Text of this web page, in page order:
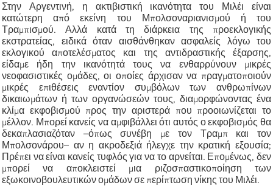
Στην Αργεντινή, η ακτιβιστική ικανότητα του Μιλέι είναι
κατώτερη από εκείνη του Μπολσοναριανισμού ή του
Τραμπισμού. Αλλά κατά τη διάρκεια της προεκλογικής
εκστρατείας, ειδικά όταν αισθάνθηκαν ασφαλείς λόγω του
εκλογικού αποτελέσματος και της αντιδραστικής έξαρσης,
είδαμε ήδη την ικανότητά τους να ενθαρρύνουν μικρές
νεοφασιστικές ομάδες, οι οποίες άρχισαν να πραγματοποιούν
μικρές επιθέσεις εναντίον συμβόλων των ανθρωπίνων
δικαιωμάτων ή των οργανώσεών τους, διαμορφώνοντας ένα
κλίμα εκφοβισμού προς την αριστερά που προοιωνίζεται το
μέλλον. Μπορεί κανείς να αμφιβάλλει ότι αυτός ο εκφοβισμός θα
δεκαπλασιαζόταν –όπως συνέβη με τον Τραμπ και τον
Μπολσονάρου– αν η ακροδεξιά ήλεγχε την κρατική εξουσία;
Πρέπει να είναι κανείς τυφλός για να το αρνείται. Επομένως, δεν
μπορεί να αποκλειστεί μια ριζοσπαστικοποίηση των
εξωκοινοβουλευτικών ομάδων σε περίπτωση νίκης του Μιλέι.